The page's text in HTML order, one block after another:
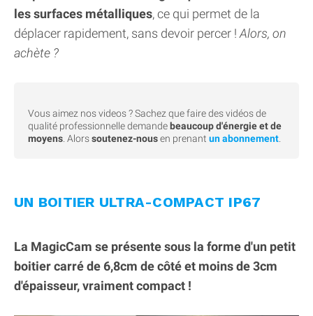
les surfaces métalliques, ce qui permet de la
déplacer rapidement, sans devoir percer ! Alors, on
achète ?
Vous aimez nos videos ? Sachez que faire des vidéos de
qualité professionnelle demande beaucoup d'énergie et de
moyens . Alorssoutenez-nousen prenant un abonnement
UN BOITIER ULTRA-COMPACT IP67
La MagicCam se présente sous la forme d'un petit
boitier carré de 6,8cm de côté et moins de 3cm
d'épaisseur, vraiment compact !